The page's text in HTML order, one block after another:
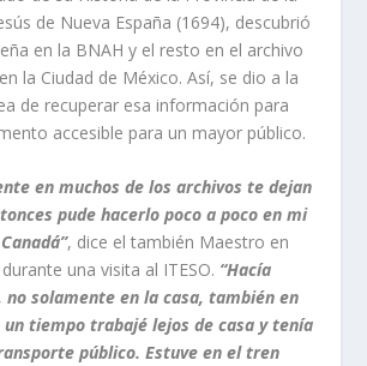
de Nueva España (1694), descubrió
en la BNAH y el resto en el archivo
la Ciudad de México. Así, se dio a la
de recuperar esa información para
accesible para un mayor público.
en muchos de los archivos te dejan
pude hacerlo poco a poco en mi
, dice el también Maestro en
una visita al ITESO. “Hacía
solamente en la casa, también en
tiempo trabajé lejos de casa y tenía
público. Estuve en el tren